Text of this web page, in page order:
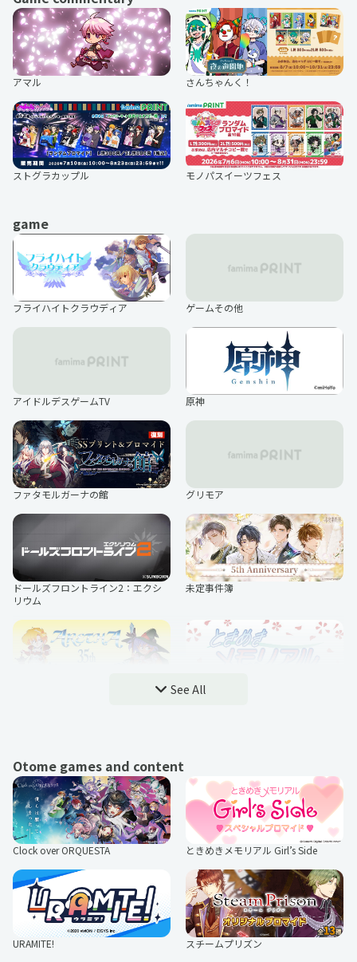
アマル さんちゃんく！
ストグラカップル モノパスイーツフェス
game
フライハイトクラウディア ゲームその他
アイドルデスゲームTV 原神
ファタモルガーナの館 グリモア
ドールズフロントライン2：エクシ
リウム
未定事件簿
ときめきメモリアル
文豪とアルケミスト マブラヴ ガールズガーデン
日本テレネット
アレサ再会プロジェクト 〜もういち
ど逢いたい〜
See All
Otome games and content
Clock over ORQUESTA ときめきメモリアル Girl’s Side
URAMITE! スチームプリズン